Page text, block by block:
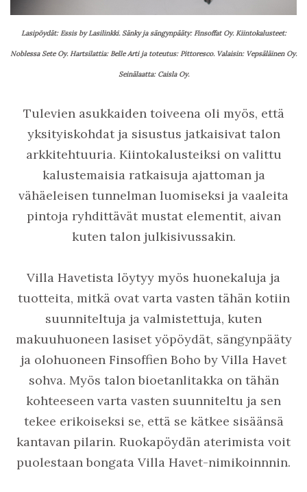
Lasipöydät: Essis by Lasilinkki. Sänky ja sängynpääty: Finsoffat Oy. Kiintokalusteet:
Noblessa Sete Oy.Hartsilattia: Belle Arti ja toteutus: Pittoresco. Valaisin: Vepsäläinen Oy.
Seinälaatta: Caisla Oy.
Tulevien asukkaiden toiveena oli myös, että
yksityiskohdat ja sisustus jatkaisivat talon
arkkitehtuuria. Kiintokalusteiksi on valittu
kalustemaisia ratkaisuja ajattoman ja
vähäeleisen tunnelman luomiseksi ja vaaleita
pintoja ryhdittävät mustat elementit, aivan
kuten talon julkisivussakin.
Villa Havetista löytyy myös huonekaluja ja
tuotteita, mitkä ovat varta vasten tähän kotiin
suunniteltuja ja valmistettuja, kuten
makuuhuoneen lasiset yöpöydät, sängynpääty
ja olohuoneen Finsoffien Boho by Villa Havet
sohva. Myös talon bioetanlitakka on tähän
kohteeseen varta vasten suunniteltu ja sen
tekee erikoiseksi se, että se kätkee sisäänsä
kantavan pilarin. Ruokapöydän aterimista voit
puolestaan bongata Villa Havet-nimikoinnnin.